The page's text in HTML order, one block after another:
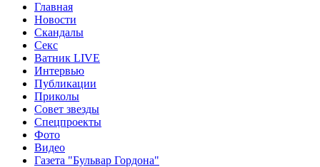
Главная
Новости
Скандалы
Секс
Ватник LIVE
Интервью
Публикации
Приколы
Совет звезды
Спецпроекты
Фото
Видео
Газета "Бульвар Гордона"